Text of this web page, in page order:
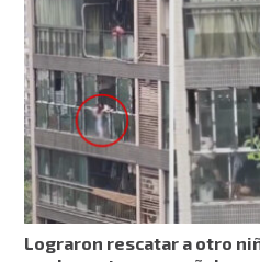
Lograron rescatar a otro